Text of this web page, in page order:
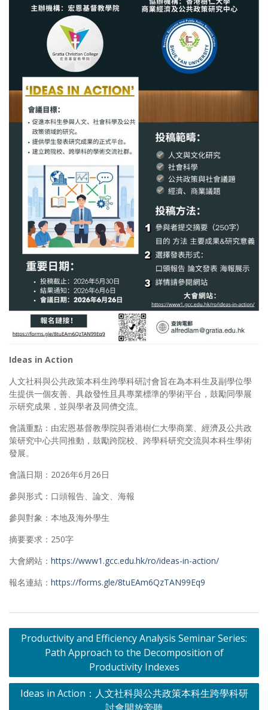
Ideas in Action
人文社科與公共政策本科生跨學科研討會旨在為本科生及副學位學
生提供一個友善、具啟發性且具專業標準的學術平台，鼓勵同學展
示研究成果，並與學者及同儕交流。
會議重點：由宏恩基督教學院與香港樹仁大學商業、經濟及公共政
策研究中心共同推動，鼓勵跨院校、跨學科研究交流與本科生學術
發展。
會議日期：2026年6月26日
參與形式：口頭報告、論文、海報
參與對象：本地及海外學生
摘要要求：250字
大會網站： https://www1.gcc.edu.hk/ro/ideas-in-action/
報名連結： https://forms.gle/8tuEAm6QzTAN99Eq9
Post
navigation
Productivity and Efficiency Analysis Seminar Series:
Path Approach to the Decomposition of
Productivity Indexes
Ideas in Action：人文社科與公共政策本科生跨學科研